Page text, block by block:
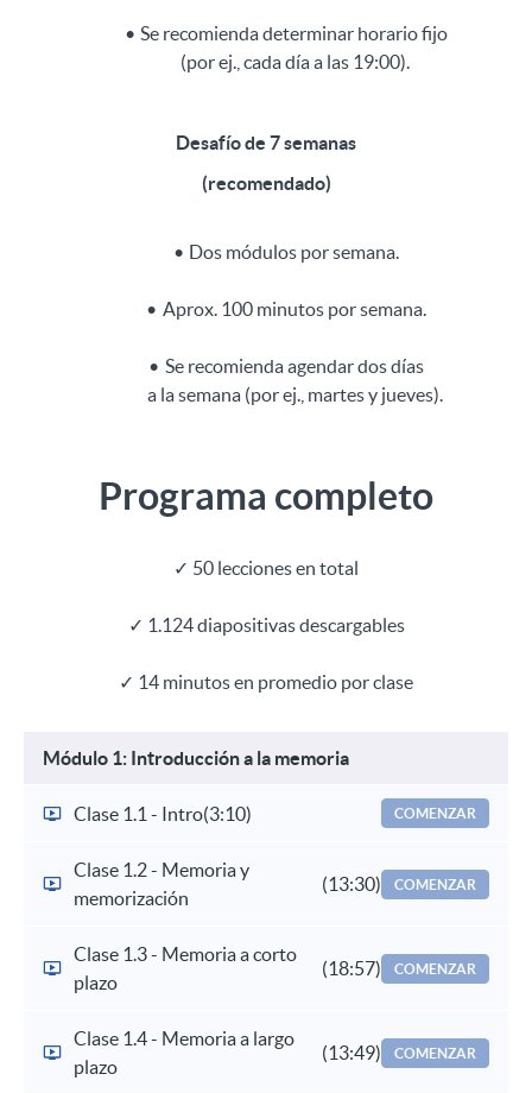
Se recomienda determinar horario fijo
(por ej., cada día a las 19:00).
Desafío de 7 semanas
(recomendado)
Dos módulos por semana.
Aprox. 100 minutos por semana.
Se recomienda agendar dos días
a la semana (por ej., martes y jueves).
Programa completo
✓ 50 lecciones en total
✓ 1.124 diapositivas descargables
✓ 14 minutos en promedio por clase
Módulo 1: Introducción a la memoria
Clase 1.1 - Intro(3:10) COMENZAR
Clase 1.2 - Memoria y
memorización
(13:30) COMENZAR
Clase 1.3 - Memoria a corto
plazo
(18:57) COMENZAR
Clase 1.4 - Memoria a largo
plazo
(13:49) COMENZAR